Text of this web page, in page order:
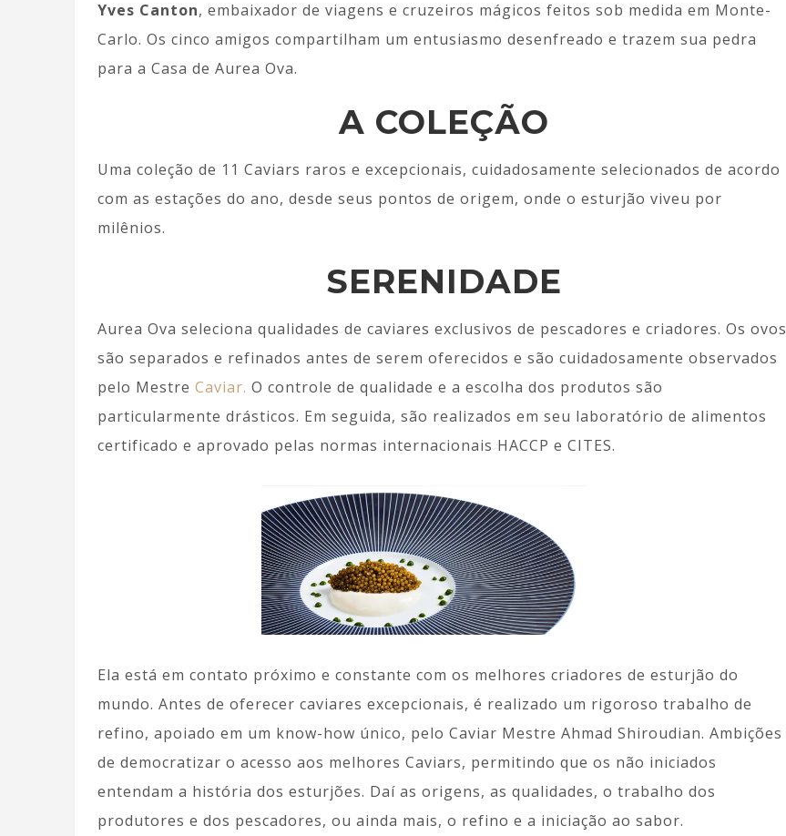
Yves Canton, embaixador de viagens e cruzeiros mágicos feitos sob medida em Monte-
Carlo. Os cinco amigos compartilham um entusiasmo desenfreado e trazem sua pedra
para a Casa de Aurea Ova.
A COLEÇÃO
Uma coleção de 11 Caviars raros e excepcionais, cuidadosamente selecionados de acordo
com as estações do ano, desde seus pontos de origem, onde o esturjão viveu por
milênios.
SERENIDADE
Aurea Ova seleciona qualidades de caviares exclusivos de pescadores e criadores. Os ovos
são separados e refinados antes de serem oferecidos e são cuidadosamente observados
pelo Mestre Caviar. O controle de qualidade e a escolha dos produtos são
particularmente drásticos. Em seguida, são realizados em seu laboratório de alimentos
certificado e aprovado pelas normas internacionais HACCP e CITES.
Ela está em contato próximo e constante com os melhores criadores de esturjão do
mundo. Antes de oferecer caviares excepcionais, é realizado um rigoroso trabalho de
refino, apoiado em um know-how único, pelo Caviar Mestre Ahmad Shiroudian. Ambições
de democratizar o acesso aos melhores Caviars, permitindo que os não iniciados
entendam a história dos esturjões. Daí as origens, as qualidades, o trabalho dos
produtores e dos pescadores, ou ainda mais, o refino e a iniciação ao sabor.